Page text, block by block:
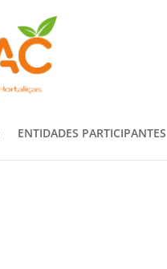
ENTIDADES PARTICIPANTES